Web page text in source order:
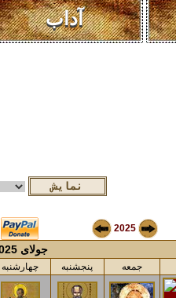
آداب
2025
جولای 2025
چهارشنبه پنجشنبه جمعه